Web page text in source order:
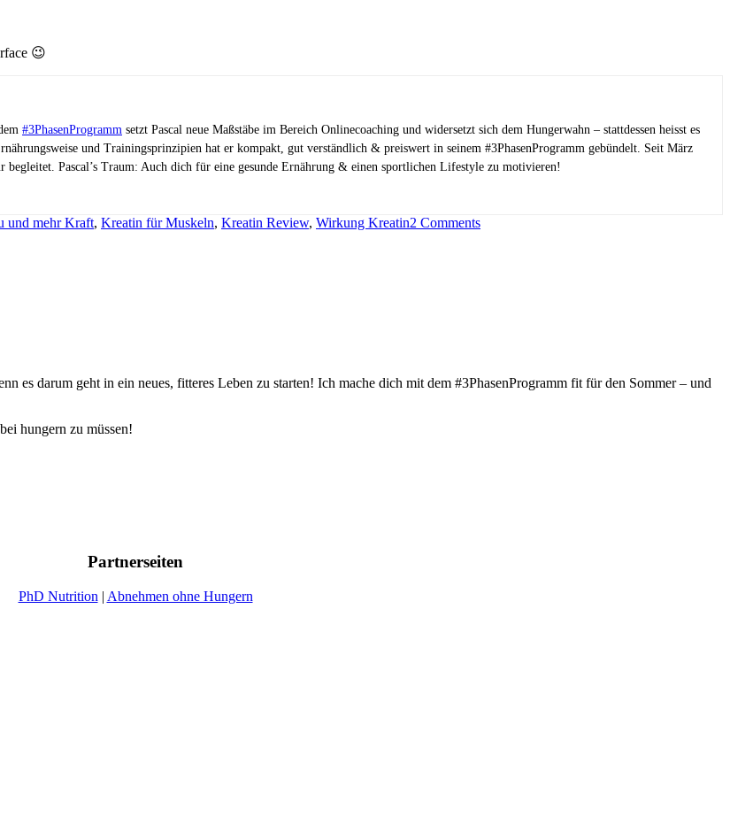
😉
#3PhasenProgramm setzt Pascal neue Maßstäbe im Bereich Onlinecoaching und widersetzt sich dem Hungerwahn – stattdessen heisst es
und Trainingsprinzipien hat er kompakt, gut verständlich & preiswert in seinem #3PhasenProgramm gebündelt. Seit März
Pascal’s Traum: Auch dich für eine gesunde Ernährung & einen sportlichen Lifestyle zu motivieren!
und mehr Kraft, Kreatin für Muskeln, Kreatin Review, Wirkung Kreatin2 Comments
es darum geht in ein neues, fitteres Leben zu starten! Ich mache dich mit dem #3PhasenProgramm fit für den Sommer – und
hungern zu müssen!
Partnerseiten
PhD Nutrition | Abnehmen ohne Hungern